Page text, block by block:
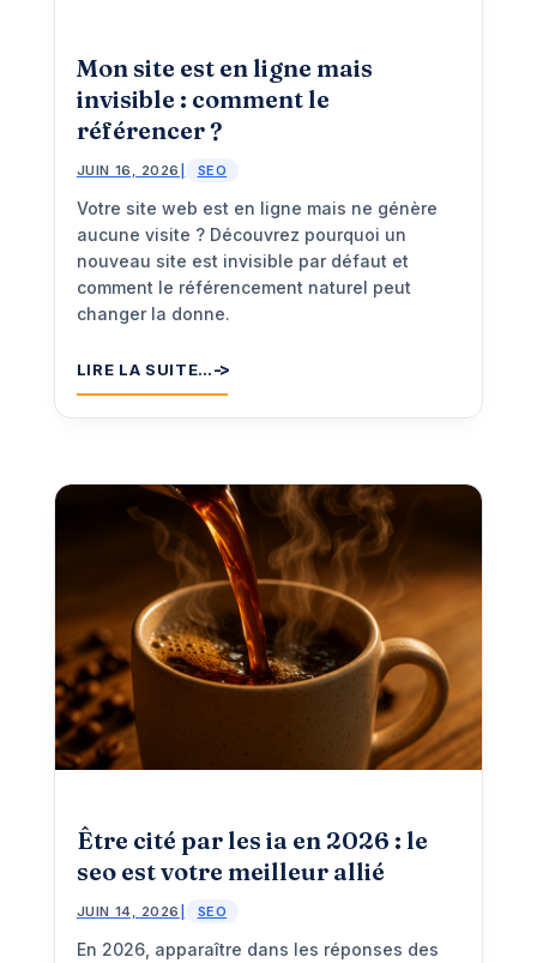
Mon site est en ligne mais
invisible : comment le
référencer ?
JUIN 16, 2026 SEO
Votre site web est en ligne mais ne génère
aucune visite ? Découvrez pourquoi un
nouveau site est invisible par défaut et
comment le référencement naturel peut
changer la donne.
LIRE LA SUITE…
Être cité par les ia en 2026 : le
seo est votre meilleur allié
JUIN 14, 2026 SEO
En 2026, apparaître dans les réponses des